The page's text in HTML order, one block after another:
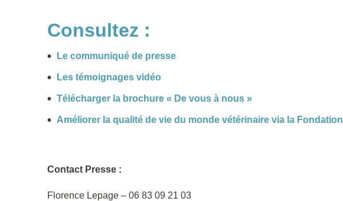
Consultez :
Le communiqué de presse
Les témoignages vidéo
Télécharger la brochure « De vous à nous »
Améliorer la qualité de vie du monde vétérinaire via la Fondation
Contact Presse :
Florence Lepage – 06 83 09 21 03